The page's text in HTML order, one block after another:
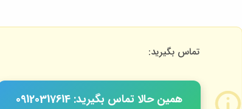
تماس بگیرید:
همین حالا تماس بگیرید: 09120317614